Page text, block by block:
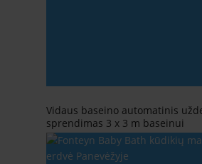
Vidaus baseino automatinis
sprendimas 3 x 3 m baseinui